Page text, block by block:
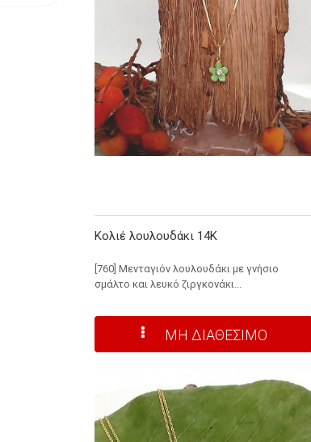
Κολιέ λουλουδάκι 14Κ
[760] Μενταγιόν λουλουδάκι με γνήσιο
σμάλτο και λευκό ζιργκονάκι...
ΜΗ ΔΙΑΘΕΣΙΜΟ